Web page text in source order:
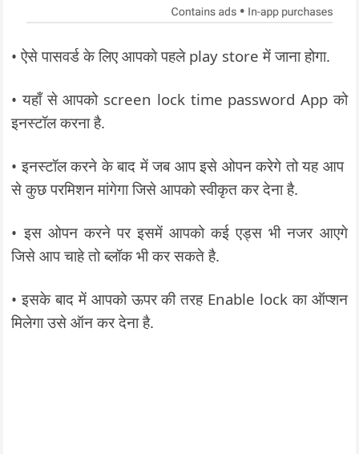
• ऐसे पासवर्ड के लिए आपको पहले play store में जाना होगा.
• यहाँ से आपको screen lock time password App को
इनस्टॉल करना है.
• इनस्टॉल करने के बाद में जब आप इसे ओपन करेगे तो यह आप
से कुछ परमिशन मांगेगा जिसे आपको स्वीकृत कर देना है.
• इस ओपन करने पर इसमें आपको कई एड्स भी नजर आएगे
जिसे आप चाहे तो ब्लॉक भी कर सकते है.
• इसके बाद में आपको ऊपर की तरह Enable lock का ऑप्शन
मिलेगा उसे ऑन कर देना है.